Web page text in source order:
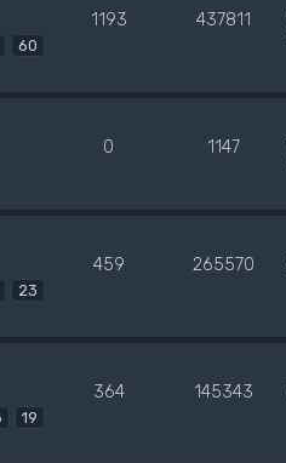
60
1193 437811
0 1147
23
459 265570
19
364 145343